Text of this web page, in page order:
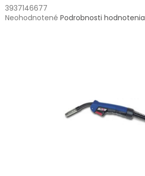
3937146677
Priemerné
Neohodnotené Podrobnosti hodnotenia